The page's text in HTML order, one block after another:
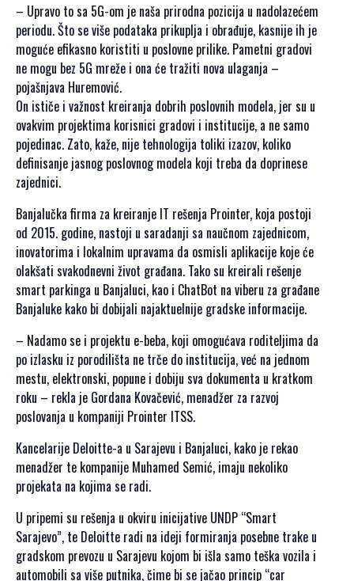
– Upravo to sa 5G-om je naša prirodna pozicija u nadolazećem
periodu. Što se više podataka prikuplja i obrađuje, kasnije ih je
moguće efikasno koristiti u poslovne prilike. Pametni gradovi
ne mogu bez 5G mreže i ona će tražiti nova ulaganja –
pojašnjava Huremović.
On ističe i važnost kreiranja dobrih poslovnih modela, jer su u
ovakvim projektima korisnici gradovi i institucije, a ne samo
pojedinac. Zato, kaže, nije tehnologija toliki izazov, koliko
definisanje jasnog poslovnog modela koji treba da doprinese
zajednici.
Banjalučka firma za kreiranje IT rešenja Prointer, koja postoji
od 2015. godine, nastoji u saradanji sa naučnom zajednicom,
inovatorima i lokalnim upravama da osmisli aplikacije koje će
olakšati svakodnevni život građana. Tako su kreirali rešenje
smart parkinga u Banjaluci, kao i ChatBot na viberu za građane
Banjaluke kako bi dobijali najaktuelnije gradske informacije.
– Nadamo se i projektu e-beba, koji omogućava roditeljima da
po izlasku iz porodilišta ne trče do institucija, već na jednom
mestu, elektronski, popune i dobiju sva dokumenta u kratkom
roku – rekla je Gordana Kovačević, menadžer za razvoj
poslovanja u kompaniji Prointer ITSS.
Kancelarije Deloitte-a u Sarajevu i Banjaluci, kako je rekao
menadžer te kompanije Muhamed Semić, imaju nekoliko
projekata na kojima se radi.
U pripemi su rešenja u okviru inicijative UNDP “Smart
Sarajevo”, te Deloitte radi na ideji formiranja posebne trake u
gradskom prevozu u Sarajevu kojom bi išla samo teška vozila i
automobili sa više putnika, čime bi se jačao princip “car